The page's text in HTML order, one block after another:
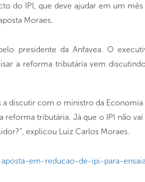
do IPI, que deve ajudar em um mês
Moraes.
presidente da Anfavea. O
a reforma tributária vem
discutir com o ministro da Economia
tributária. Já que o IPI não vai
explicou Luiz Carlos Moraes.
em-reducao-de-ipi-para-